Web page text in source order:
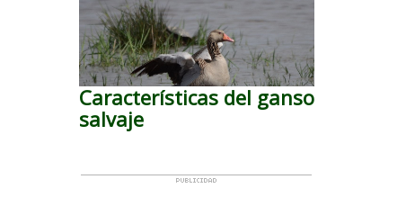
Características del ganso
salvaje